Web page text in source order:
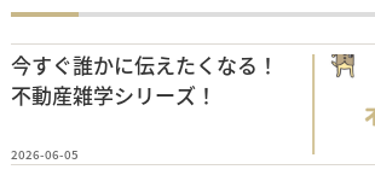
今すぐ誰かに伝えたくなる！
不動産雑学シリーズ！
2026-06-05